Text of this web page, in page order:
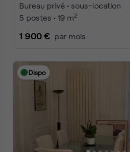
Bureau privé • sous-location
5 postes • 19 m2
1 900 € par mois
Dispo